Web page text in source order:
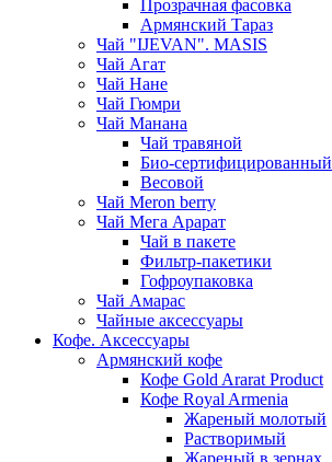
Прозрачная фасовка
Армянский Тараз
Чай "IJEVAN". MASIS
Чай Агат
Чай Нане
Чай Гюмри
Чай Манана
Чай травяной
Био-сертифицированный
Весовой
Чай Meron berry
Чай Мега Арарат
Чай в пакете
Фильтр-пакетики
Гофроупаковка
Чай Амарас
Чайные аксессуары
Кофе. Аксессуары
Армянский кофе
Кофе Gold Ararat Product
Кофе Royal Armenia
Жареный молотый
Растворимый
Жареный в зернах